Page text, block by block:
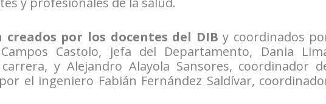
por los docentes del DIB y coordinados
Castolo, jefa del Departamento, Dania
y Alejandro Alayola Sansores, coordinador
el ingeniero Fabián Fernández Saldívar,